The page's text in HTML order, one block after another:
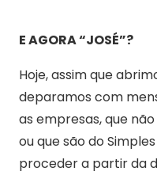
E AGORA “JOSÉ”?
Hoje, assim que
deparamos com
as empresas, que
ou que são do
proceder a partir da